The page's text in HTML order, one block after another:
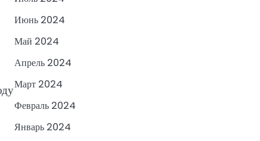
Июнь 2024
Май 2024
Апрель 2024
Март 2024
Февраль 2024
Январь 2024